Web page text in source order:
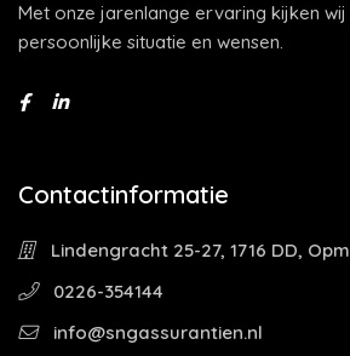
Met onze jarenlange ervaring kijken
persoonlijke situatie en wensen.
Contactinformatie
Lindengracht 25-27, 1716 DD,
0226-354144
info@sngassurantien.nl